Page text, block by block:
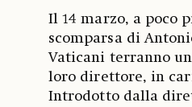
Il 14 marzo, a poco
scomparsa di
Vaticani terranno
loro direttore, in
Introdotto dalla